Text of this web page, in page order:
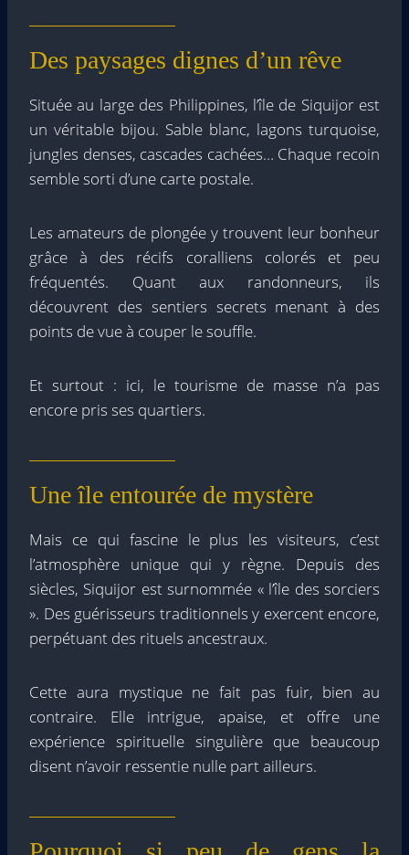
Des paysages dignes d’un rêve
Située au large des Philippines, l’île de Siquijor est
un véritable bijou. Sable blanc, lagons turquoise,
jungles denses, cascades cachées… Chaque recoin
semble sorti d’une carte postale.
Les amateurs de plongée y trouvent leur bonheur
grâce à des récifs coralliens colorés et peu
fréquentés. Quant aux randonneurs, ils
découvrent des sentiers secrets menant à des
points de vue à couper le souffle.
Et surtout : ici, le tourisme de masse n’a pas
encore pris ses quartiers.
Une île entourée de mystère
Mais ce qui fascine le plus les visiteurs, c’est
l’atmosphère unique qui y règne. Depuis des
siècles, Siquijor est surnommée « l’île des sorciers
». Des guérisseurs traditionnels y exercent encore,
perpétuant des rituels ancestraux.
Cette aura mystique ne fait pas fuir, bien au
contraire. Elle intrigue, apaise, et offre une
expérience spirituelle singulière que beaucoup
disent n’avoir ressentie nulle part ailleurs.